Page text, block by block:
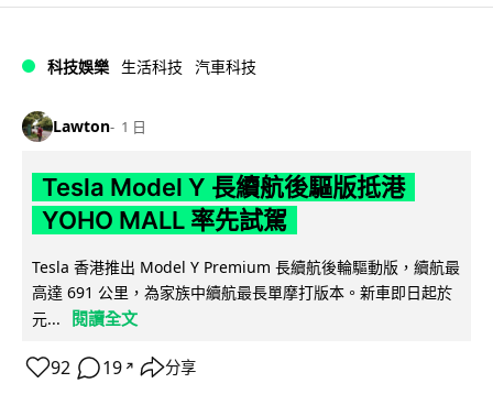
科技娛樂 生活科技 汽車科技
Lawton 1 日
Tesla Model Y 長續航後驅版抵港
YOHO MALL 率先試駕
Tesla 香港推出 Model Y Premium 長續航後輪驅動版，續航最
高達 691 公里，為家族中續航最長單摩打版本。新車即日起於
元...
閱讀全文
92 19 ↗ 分享